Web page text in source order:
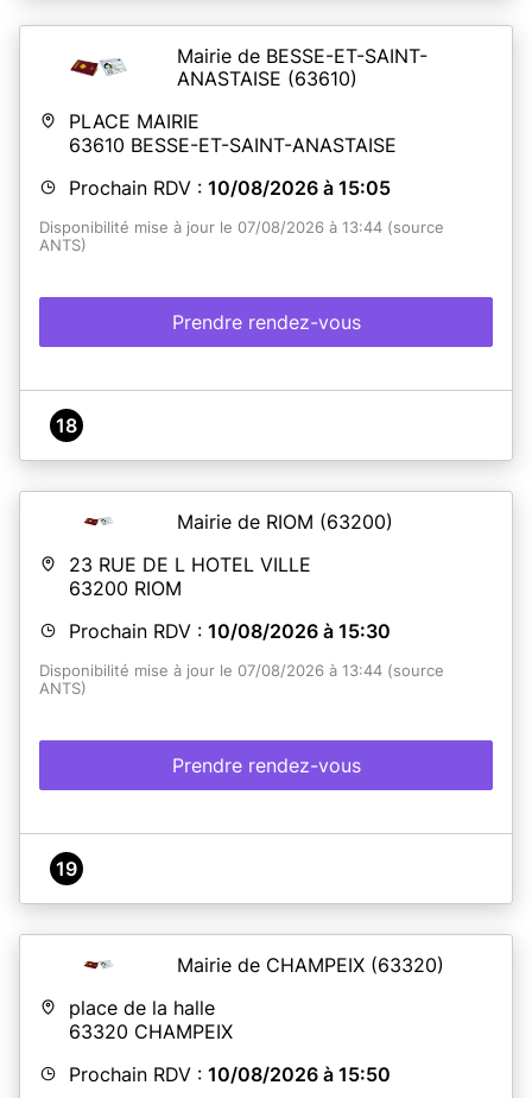
Mairie de BESSE-ET-SAINT-
ANASTAISE (63610)
PLACE MAIRIE
63610 BESSE-ET-SAINT-ANASTAISE
Prochain RDV : 10/08/2026 à 15:05
Disponibilité mise à jour le 07/08/2026 à 13:44 (source
ANTS)
Prendre rendez-vous
18
Mairie de RIOM (63200)
23 RUE DE L HOTEL VILLE
63200 RIOM
Prochain RDV : 10/08/2026 à 15:30
Disponibilité mise à jour le 07/08/2026 à 13:44 (source
ANTS)
Prendre rendez-vous
19
Mairie de CHAMPEIX (63320)
place de la halle
63320 CHAMPEIX
Prochain RDV : 10/08/2026 à 15:50